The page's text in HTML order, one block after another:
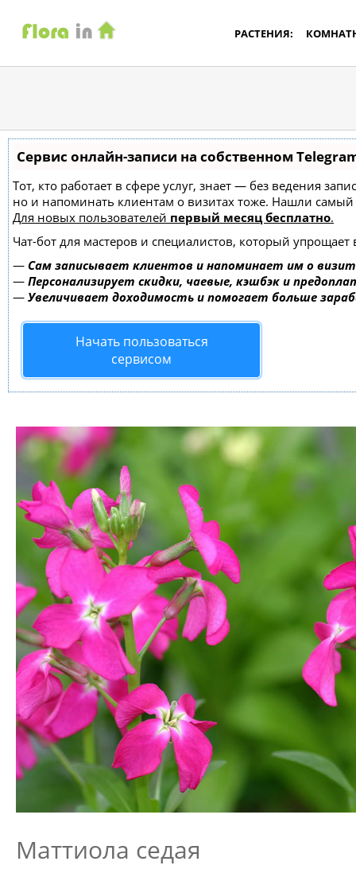
РАСТЕНИЯ:
Сервис онлайн-записи на собственном
Тот, кто работает в сфере услуг, знает — без ведения
но и напоминать клиентам о визитах тоже. Нашли
Для новых пользователей первый месяц бесплатно.
Чат-бот для мастеров и специалистов, который упрощает
— Сам записывает клиентов и напоминает им о
— Персонализирует скидки, чаевые, кэшбэк и
— Увеличивает доходимость и помогает больше
Начать пользоваться
сервисом
Маттиола седая